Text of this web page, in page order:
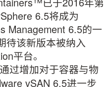
6.5将成为
Management 6.5的一
待该新版本被纳入
平台。
增加对于容器与物
vSAN 6.5进一步